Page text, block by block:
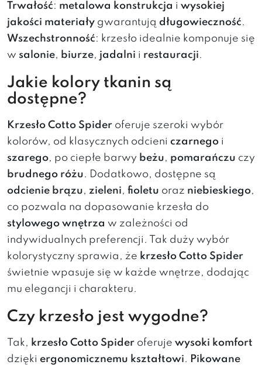
Trwałość: metalowa konstrukcja i wysokiej
jakości materiały gwarantują długowieczność.
Wszechstronność: krzesło idealnie komponuje się
w salonie, biurze, jadalni i restauracji.
Jakie kolory tkanin są
dostępne?
Krzesło Cotto Spider oferuje szeroki wybór
kolorów, od klasycznych odcieni czarnego i
szarego, po ciepłe barwy beżu, pomarańczu czy
brudnego różu. Dodatkowo, dostępne są
odcienie brązu, zieleni, fioletu oraz niebieskiego,
co pozwala na dopasowanie krzesła do
stylowego wnętrza w zależności od
indywidualnych preferencji. Tak duży wybór
kolorystyczny sprawia, że krzesło Cotto Spider
świetnie wpasuje się w każde wnętrze, dodając
mu elegancji i charakteru.
Czy krzesło jest wygodne?
Tak, krzesło Cotto Spider oferuje wysoki komfort
dzięki ergonomicznemu kształtowi. Pikowane